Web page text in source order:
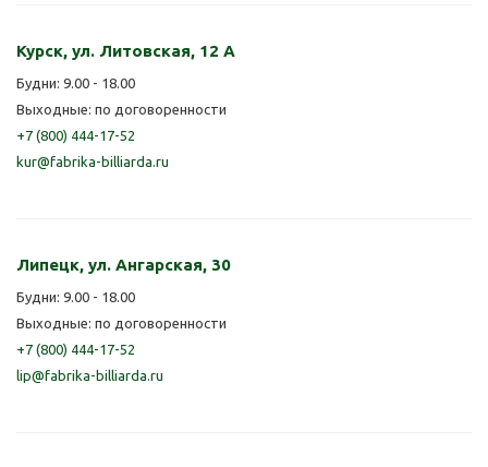
Курск, ул. Литовская, 12 А
Будни: 9.00 - 18.00
Выходные: по договоренности
+7 (800) 444-17-52
kur@fabrika-billiarda.ru
Липецк, ул. Ангарская, 30
Будни: 9.00 - 18.00
Выходные: по договоренности
+7 (800) 444-17-52
lip@fabrika-billiarda.ru